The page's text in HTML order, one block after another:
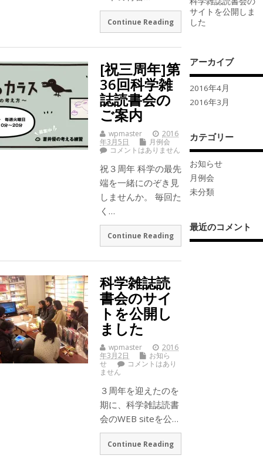
Continue Reading
[祝三周年]第
36回科学雑
誌読書会の
ご案内
wpmaster
2016
年3月5日
月例会
コメントはありません
祝３周年 科学の最先
端を一緒にのぞき見
しませんか。 毎回た
く…
Continue Reading
科学雑誌読
書会のサイ
トを公開し
ました
wpmaster
2016
年3月2日
お知ら
せ
コメントはあり
ません
３周年を迎えたのを
期に、科学雑誌読書
会のWEB siteを公…
Continue Reading
サイトを公開しま
した
アーカイブ
2016年4月
2016年3月
カテゴリー
お知らせ
月例会
未分類
最近のコメント